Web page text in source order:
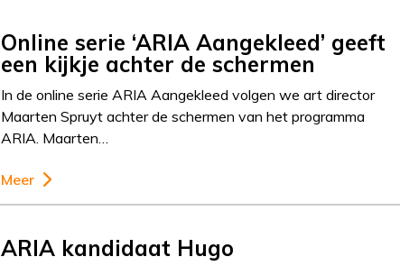
Online serie ‘ARIA Aangekleed’ geeft
een kijkje achter de schermen
In de online serie ARIA Aangekleed volgen we art director
Maarten Spruyt achter de schermen van het programma
ARIA. Maarten…
Meer
ARIA kandidaat Hugo